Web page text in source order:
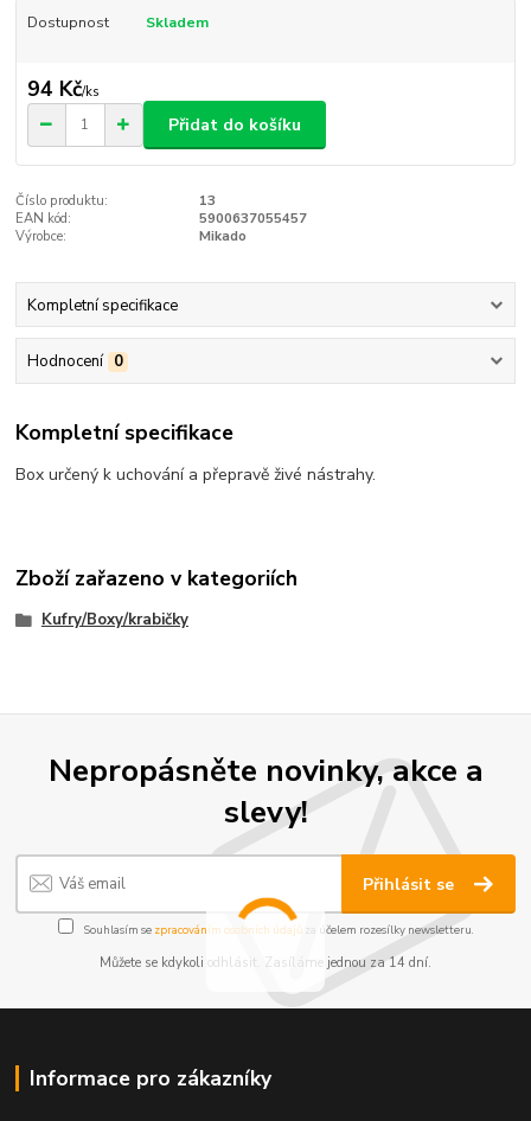
Dostupnost Skladem
94 Kč/ks
Přidat do košíku
Číslo produktu:
13
EAN kód:
5900637055457
Výrobce:
Mikado
Kompletní specifikace
Hodnocení 0
Kompletní specifikace
Box určený k uchování a přepravě živé nástrahy.
Zboží zařazeno v kategoriích
Kufry/Boxy/krabičky
Nepropásněte novinky, akce a
slevy!
Přihlásit se
Souhlasím se zpracováním osobních údajůza účelem rozesílky newsletteru.
Můžete se kdykoli odhlásit. Zasíláme jednou za 14 dní.
Informace pro zákazníky